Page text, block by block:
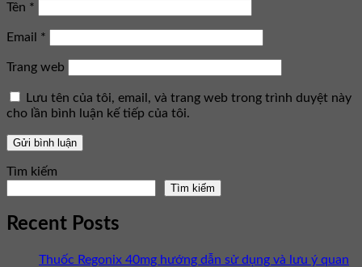
Tên *
Email *
Trang web
Lưu tên của tôi, email, và trang web trong trình duyệt này
cho lần bình luận kế tiếp của tôi.
Tìm kiếm
Tìm kiếm
Recent Posts
Thuốc Regonix 40mg hướng dẫn sử dụng và lưu ý quan